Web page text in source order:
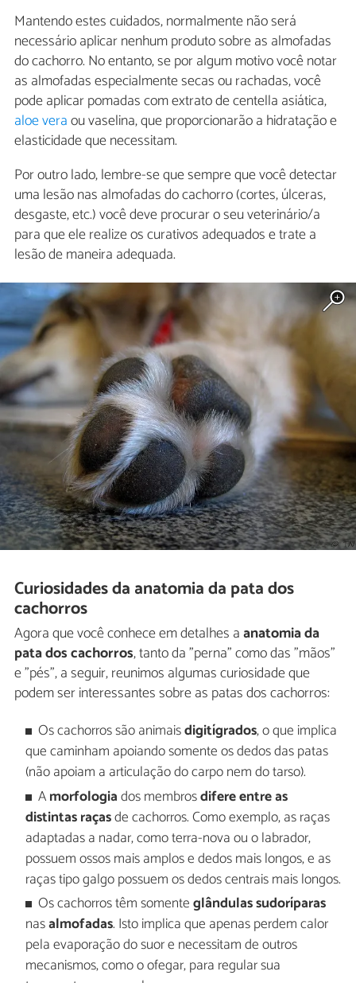
Mantendo estes cuidados, normalmente não será
necessário aplicar nenhum produto sobre as almofadas
do cachorro. No entanto, se por algum motivo você notar
as almofadas especialmente secas ou rachadas, você
pode aplicar pomadas com extrato de centella asiática,
aloe veraou vaselina, que proporcionarão a hidratação e
elasticidade que necessitam.
Por outro lado, lembre-se que sempre que você detectar
uma lesão nas almofadas do cachorro (cortes, úlceras,
desgaste, etc.) você deve procurar o seu veterinário/a
para que ele realize os curativos adequados e trate a
lesão de maneira adequada.
Curiosidades da anatomia da pata dos
cachorros
Agora que você conhece em detalhes aanatomia da
pata dos cachorros, tanto da "perna" como das "mãos"
e "pés", a seguir, reunimos algumas curiosidade que
podem ser interessantes sobre as patas dos cachorros:
Os cachorros são animaisdigitígrados, o que implica
que caminham apoiando somente os dedos das patas
(não apoiam a articulação do carpo nem do tarso).
Amorfologiados membrosdifere entre as
distintas raçasde cachorros. Como exemplo, as raças
adaptadas a nadar, como terra-nova ou o labrador,
possuem ossos mais amplos e dedos mais longos, e as
raças tipo galgo possuem os dedos centrais mais longos.
Os cachorros têm somenteglândulas sudoríparas
nasalmofadas. Isto implica que apenas perdem calor
pela evaporação do suor e necessitam de outros
mecanismos, como o ofegar, para regular sua